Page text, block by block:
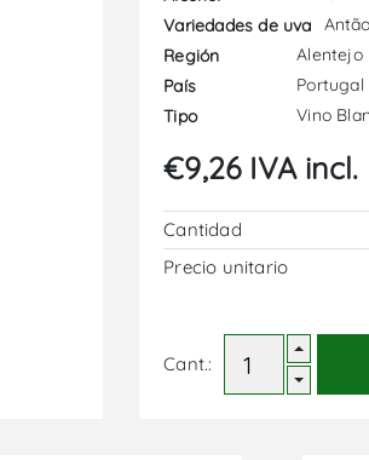
Variedades de uva
Región
Alentejo
País
Portugal
Tipo
Vino
€9,26 IVA incl.
Cantidad
Precio unitario
Cant.: